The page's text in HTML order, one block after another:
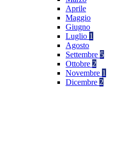
Aprile
Maggio
Giugno
Luglio 1
Agosto
Settembre 5
Ottobre 2
Novembre 1
Dicembre 2